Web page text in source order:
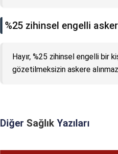
%25 zihinsel engelli
Hayır, %25 zihinsel engelli bir
gözetilmeksizin askere
Diğer Sağlık Yazıları